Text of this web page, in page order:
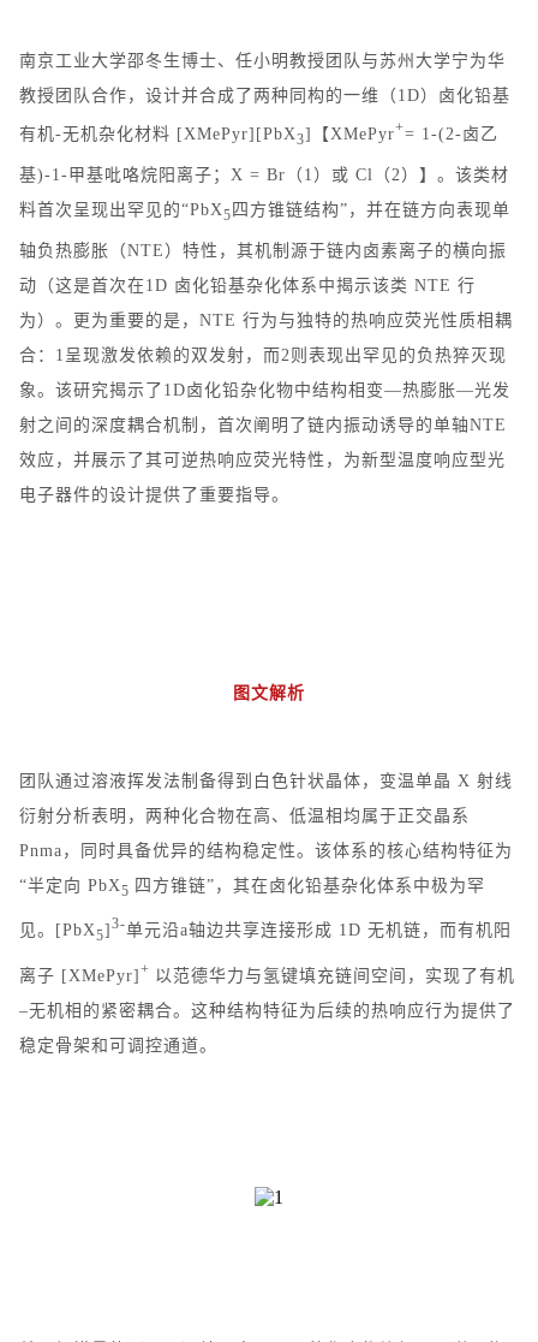
南京工业大学邵冬生博士、任小明教授团队与苏州大学宁为华
教授团队 合作，设计并合成了两种同构的一维（ 1D）卤化铅基
有机-无机杂化材料 [XMePyr][PbX3] 【XMePyr+= 1-(2-卤乙
基)-1-甲基吡咯烷阳离子； X = Br （ 1 ）或 Cl （2）】。该类材
料首次呈现出罕见的“PbX5 四方锥链结构” ，并在链方向表现单
轴负热膨胀（NTE ）特性，其机制源于链内卤素离子的横向振
动（这是首次在 1D 卤化铅基杂化体系中揭示该类 NTE 行
为）。更为重要的是， NTE 行为与独特的热响应荧光性质相耦
合： 1 呈现激发依赖的双发射，而 2 则表现出罕见的负热猝灭现
象。该研究揭示了 1D卤化铅杂化物中结构相变—热膨胀—光发
射之间的深度耦合机制，首次阐明了链内振动诱导的单轴NTE
效应，并展示了其可逆热响应荧光特性，为新型温度响应型光
电子器件的设计提供了重要指导。
图文解析
团队通过溶液挥发法制备得到白色针状晶体，变温单晶 X 射线
衍射分析表明，两种化合物在高、低温相均属于正交晶系
Pnma ，同时具备优异的结构稳定性。该体系的核心结构特征为
“半定向 PbX5 四方锥链” ，其在卤化铅基杂化体系中极为罕
见。 [PbX5] 3-单元沿a轴边共享连接形成 1D 无机链，而有机阳
离子 [XMePyr] +
以范德华力与氢键填充链间空间，实现了有机
–无机相的紧密耦合。这种结构特征为后续的热响应行为提供了
稳定骨架和可调控通道。